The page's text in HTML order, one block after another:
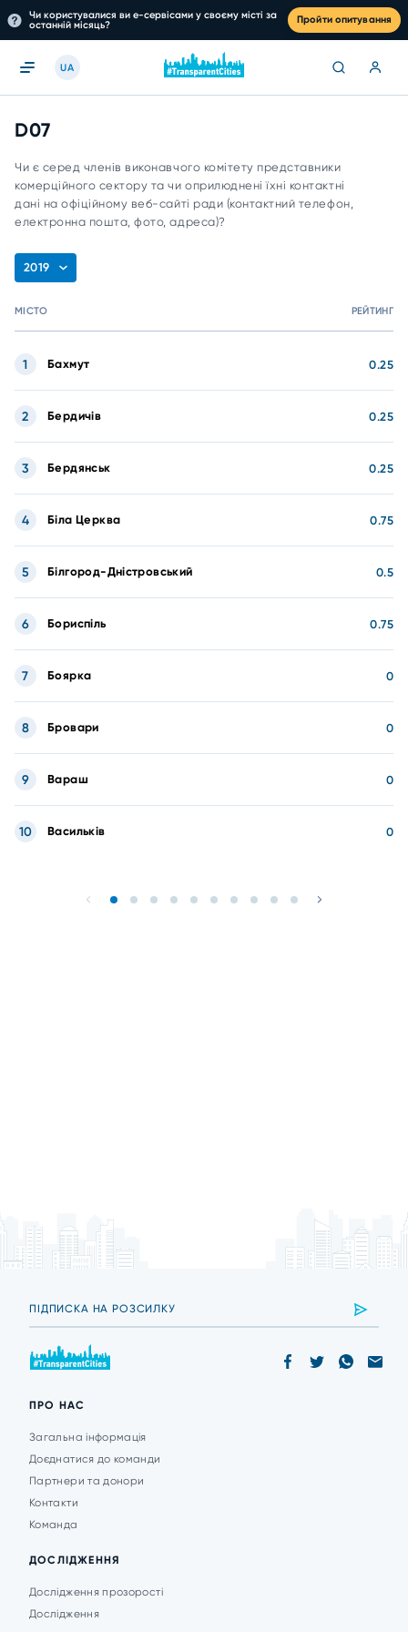
Чи користувалися ви е-сервісами у своєму місті за
останній місяць?
Пройти опитування
UA
D07
Чи є серед членів виконавчого комітету представники
комерційного сектору та чи оприлюднені їхні контактні
дані на офіційному веб-сайті ради (контактний телефон,
електронна пошта, фото, адреса)?
2019
МІСТО РЕЙТИНГ
Бахмут 0.25
1
Бердичів 0.25
2
Бердянськ 0.25
3
Біла Церква 0.75
4
Білгород-Дністровський 0.5
5
Бориспіль 0.75
6
Боярка 0
7
Бровари 0
8
Вараш 0
9
Васильків 0
10
ПРО НАС
Загальна інформація
Доєднатися до команди
Партнери та донори
Контакти
Команда
ДОСЛІДЖЕННЯ
Дослідження прозорості
Дослідження